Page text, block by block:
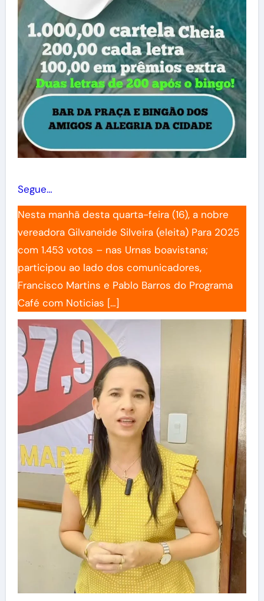
Segue…
Nesta manhã desta quarta-feira (16), a nobre
vereadora Gilvaneide Silveira (eleita) Para 2025
com 1.453 votos – nas Urnas boavistana;
participou ao lado dos comunicadores,
Francisco Martins e Pablo Barros do Programa
Café com Noticias […]